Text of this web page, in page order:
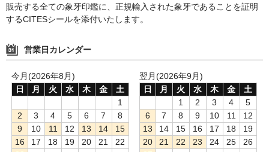
販売する全ての象牙印鑑に、正規輸入された象牙であることを証明
するCITESシールを添付いたします。
営業日カレンダー
今月(2026年8月)
日
月 火 水 木 金
土
1
2
3 4 5 6 7
8
9
10 11 12 13 14
15
16
17 18 19 20 21
22
翌月(2026年9月)
日
月 火 水 木 金
土
1
2 3 4
5
6
7 8 9 10 11
12
13
14 15 16 17 18
19
20
21 22 23 24 25
26